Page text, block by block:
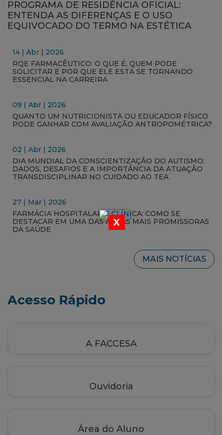
PROGRAMA DE RESIDÊNCIA OFICIAL:
ENTENDA AS DIFERENÇAS E O USO
EQUIVOCADO DO TERMO NA ESTÉTICA
14 | Abr | 2026
RQE FARMACÊUTICO: O QUE É, QUEM PODE
SOLICITAR E POR QUE ELE ESTÁ SE TORNANDO
ESSENCIAL NA CARREIRA
09 | Abr | 2026
QUANTO UM NUTRICIONISTA OU EDUCADOR FÍSICO
PODE GANHAR COM AVALIAÇÃO ANTROPOMÉTRICA?
02 | Abr | 2026
DIA MUNDIAL DA CONSCIENTIZAÇÃO DO AUTISMO:
DADOS, DESAFIOS E A IMPORTÂNCIA DA ATUAÇÃO
TRANSDISCIPLINAR NO CUIDADO AO TEA
27 | Mar | 2026
FARMÁCIA HOSPITALAR E CLÍNICA: COMO SE
DESTACAR EM UMA DAS ÁREAS MAIS PROMISSORAS
DA SAÚDE
MAIS NOTÍCIAS
Acesso Rápido
A FACCESA
Ouvidoria
Área do Aluno
X